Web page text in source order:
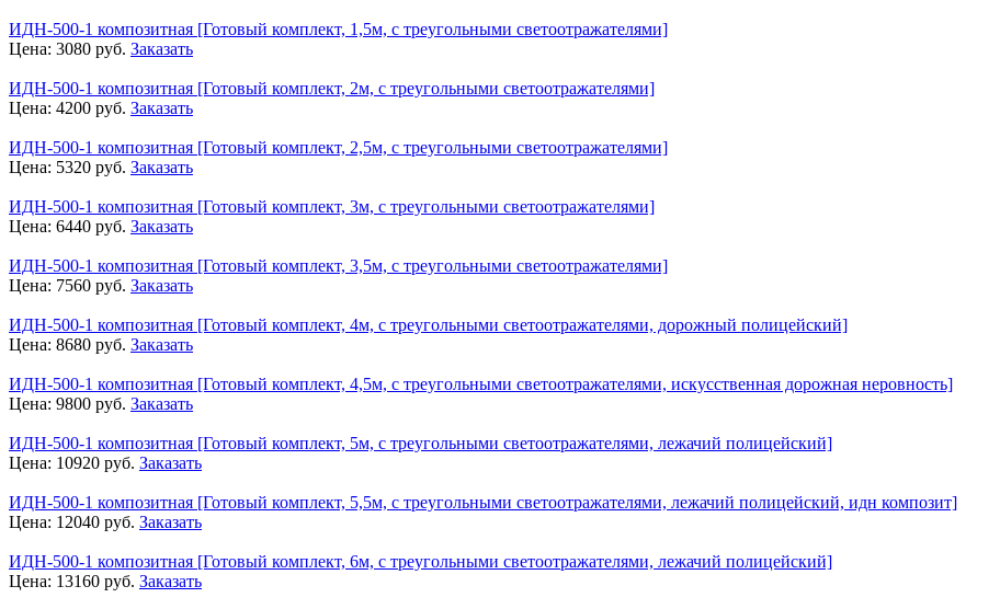
ИДН-500-1 композитная [Готовый комплект, 1,5м, с треугольными светоотражателями]
Цена: 3080 руб. Заказать
ИДН-500-1 композитная [Готовый комплект, 2м, с треугольными светоотражателями]
Цена: 4200 руб. Заказать
ИДН-500-1 композитная [Готовый комплект, 2,5м, с треугольными светоотражателями]
Цена: 5320 руб. Заказать
ИДН-500-1 композитная [Готовый комплект, 3м, с треугольными светоотражателями]
Цена: 6440 руб. Заказать
ИДН-500-1 композитная [Готовый комплект, 3,5м, с треугольными светоотражателями]
Цена: 7560 руб. Заказать
ИДН-500-1 композитная [Готовый комплект, 4м, с треугольными светоотражателями, дорожный полицейский]
Цена: 8680 руб. Заказать
ИДН-500-1 композитная [Готовый комплект, 4,5м, с треугольными светоотражателями, искусственная дорожная неровность]
Цена: 9800 руб. Заказать
ИДН-500-1 композитная [Готовый комплект, 5м, с треугольными светоотражателями, лежачий полицейский]
Цена: 10920 руб. Заказать
ИДН-500-1 композитная [Готовый комплект, 5,5м, с треугольными светоотражателями, лежачий полицейский, идн композит]
Цена: 12040 руб. Заказать
ИДН-500-1 композитная [Готовый комплект, 6м, с треугольными светоотражателями, лежачий полицейский]
Цена: 13160 руб. Заказать